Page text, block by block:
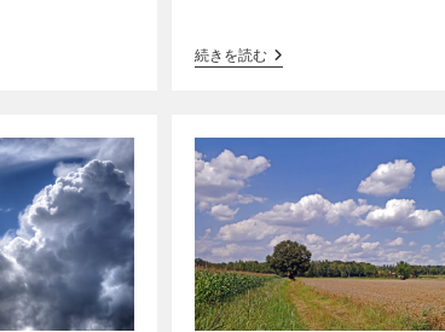
ョン、相反す…
ておかなければなりません。そし
続きを読む